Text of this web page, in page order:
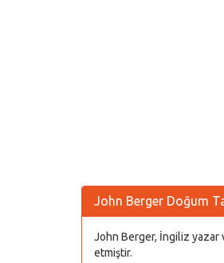
John Berger Doğum
John Berger, İngiliz yazar
etmiştir.